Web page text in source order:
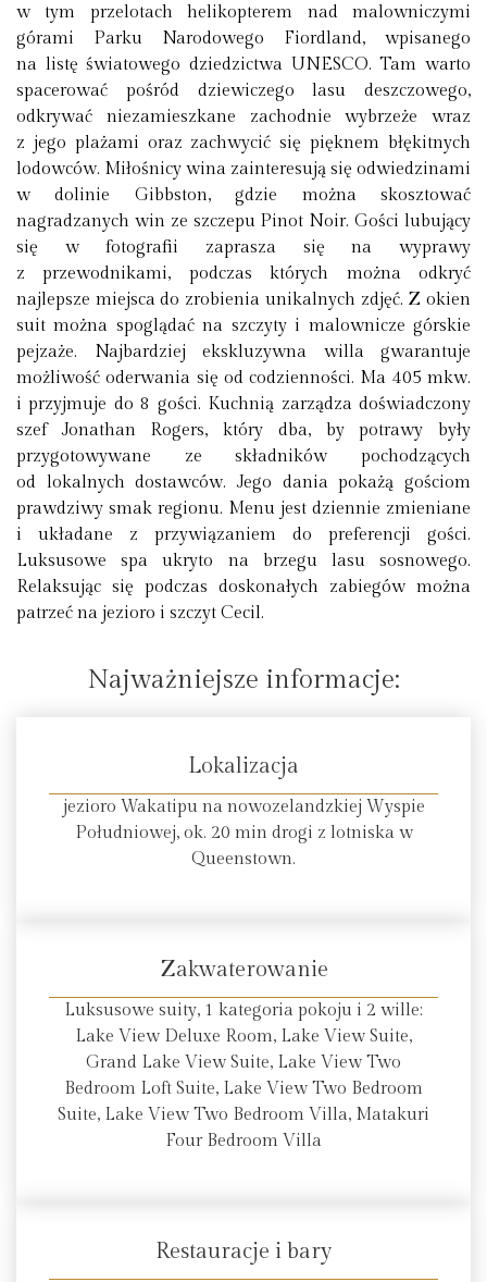
w tym przelotach helikopterem nad malowniczymi
górami Parku Narodowego Fiordland, wpisanego
na listę światowego dziedzictwa UNESCO. Tam warto
spacerować pośród dziewiczego lasu deszczowego,
odkrywać niezamieszkane zachodnie wybrzeże wraz
z jego plażami oraz zachwycić się pięknem błękitnych
lodowców. Miłośnicy wina zainteresują się odwiedzinami
w dolinie Gibbston, gdzie można skosztować
nagradzanych win ze szczepu Pinot Noir. Gości lubujący
się w fotografii zaprasza się na wyprawy
z przewodnikami, podczas których można odkryć
najlepsze miejsca do zrobienia unikalnych zdjęć. Z okien
suit można spoglądać na szczyty i malownicze górskie
pejzaże. Najbardziej ekskluzywna willa gwarantuje
możliwość oderwania się od codzienności. Ma 405 mkw.
i przyjmuje do 8 gości. Kuchnią zarządza doświadczony
szef Jonathan Rogers, który dba, by potrawy były
przygotowywane ze składników pochodzących
od lokalnych dostawców. Jego dania pokażą gościom
prawdziwy smak regionu. Menu jest dziennie zmieniane
i układane z przywiązaniem do preferencji gości.
Luksusowe spa ukryto na brzegu lasu sosnowego.
Relaksując się podczas doskonałych zabiegów można
patrzeć na jezioro i szczyt Cecil.
Najważniejsze informacje:
Lokalizacja
jezioro Wakatipu na nowozelandzkiej Wyspie
Południowej, ok. 20 min drogi z lotniska w
Queenstown.
Zakwaterowanie
Luksusowe suity, 1 kategoria pokoju i 2 wille:
Lake View Deluxe Room, Lake View Suite,
Grand Lake View Suite, Lake View Two
Bedroom Loft Suite, Lake View Two Bedroom
Suite, Lake View Two Bedroom Villa, Matakuri
Four Bedroom Villa
Restauracje i bary